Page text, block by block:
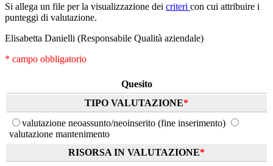
Si allega un file per la visualizzazione dei criteri con cui attribuire i
punteggi di valutazione.
Elisabetta Danielli (Responsabile Qualità aziendale)
* campo obbligatorio
Quesito
TIPO VALUTAZIONE*
valutazione neoassunto/neoinserito (fine inserimento)
valutazione mantenimento
RISORSA IN VALUTAZIONE*